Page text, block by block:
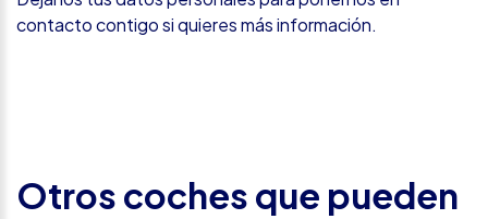
contacto contigo si quieres más información.
Otros coches que pueden